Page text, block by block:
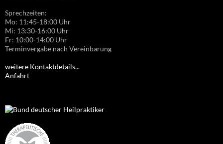
Sprechzeiten:
Mo: 11:45-18:00 Uhr
Mi: 13:30-16:00 Uhr
Fr: 10:00-14:00 Uhr
Terminvergabe nach Vereinbarung
weitere Kontaktdetails...
Anfahrt